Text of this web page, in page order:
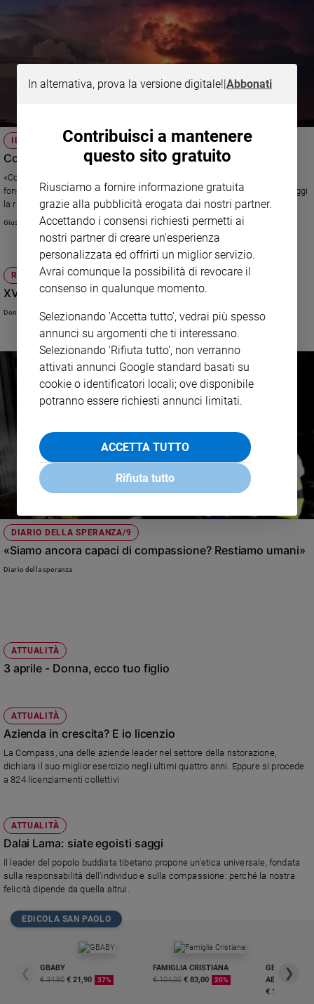
Adolescenza
Bioetica
Foto
Video
Podcast
Policy
siamo
Pubblicità
Registrati
Redazione
Social
IL TEOLOGO
Come si concilia l’“ira” di Dio con la sua misericordia?
«Come conciliare il concetto di “ira” del Signore con il primo e
fondamentale suo attributo di “misericordioso e compassionevole”?» Leggi
la risposta del teologo
Giuseppe Pulcinelli
RITO ROMANO
XVIII Domenica del tempo ordinario - 2 agosto
Don Gianni Carozza
DIARIO DELLA SPERANZA/9
«Siamo ancora capaci di compassione? Restiamo umani»
Diario della speranza
ATTUALITÀ
3 aprile - Donna, ecco tuo figlio
ATTUALITÀ
Azienda in crescita? E io licenzio
La Compass, una delle aziende leader nel settore della ristorazione,
dichiara il suo miglior esercizio negli ultimi quattro anni. Eppure si procede
a 824 licenziamenti collettivi
ATTUALITÀ
Dalai Lama: siate egoisti saggi
Il leader del popolo buddista tibetano propone un'etica universale, fondata
sulla responsabilità dell'individuo e sulla compassione: perché la nostra
felicità dipende da quella altrui.
EDICOLA SAN PAOLO
❮
GBABY
€ 34,80 € 21,90 37%
FAMIGLIA CRISTIANA
€ 104,00 € 83,00 20%
GBABY
€ 16,99
❯
In alternativa, prova la versione digitale!|Abbonati
Contribuisci a mantenere
questo sito gratuito
Riusciamo a fornire informazione gratuita
grazie alla pubblicità erogata dai nostri partner.
Accettando i consensi richiesti permetti ai
nostri partner di creare un'esperienza
personalizzata ed offrirti un miglior servizio.
Avrai comunque la possibilità di revocare il
consenso in qualunque momento.
Selezionando 'Accetta tutto', vedrai più spesso
annunci su argomenti che ti interessano.
Selezionando 'Rifiuta tutto', non verranno
attivati annunci Google standard basati su
cookie o identificatori locali; ove disponibile
potranno essere richiesti annunci limitati.
ACCETTA TUTTO
Rifiuta tutto